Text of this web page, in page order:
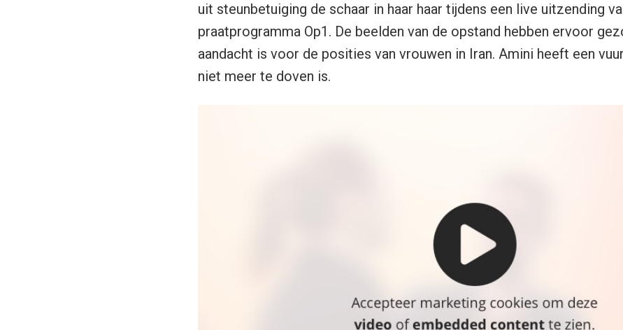
uit steunbetuiging de schaar in haar haar tijdens een live uitzending
praatprogramma Op1. De beelden van de opstand hebben ervoor
aandacht is voor de posities van vrouwen in Iran. Amini heeft een
niet meer te doven is.